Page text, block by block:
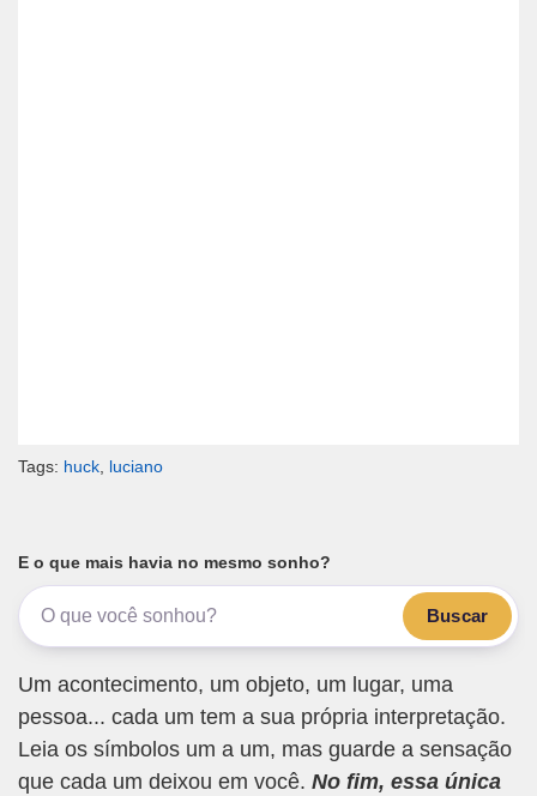
Tags: huck luciano
E o que mais havia no mesmo sonho?
Buscar
Um acontecimento, um objeto, um lugar, uma
pessoa... cada um tem a sua própria interpretação.
Leia os símbolos um a um, mas guarde a sensação
que cada um deixou em você. No fim, essa única